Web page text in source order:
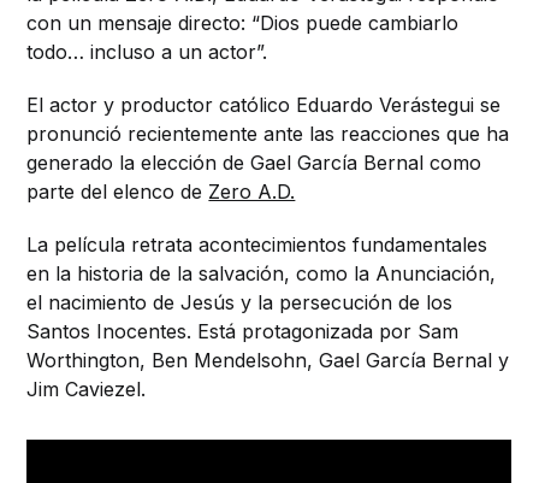
con un mensaje directo: “Dios puede cambiarlo
todo… incluso a un actor”.
El actor y productor católico Eduardo Verástegui se
pronunció recientemente ante las reacciones que ha
generado la elección de Gael García Bernal como
parte del elenco de Zero A.D.
La película retrata acontecimientos fundamentales
en la historia de la salvación, como la Anunciación,
el nacimiento de Jesús y la persecución de los
Santos Inocentes. Está protagonizada por Sam
Worthington, Ben Mendelsohn, Gael García Bernal y
Jim Caviezel.